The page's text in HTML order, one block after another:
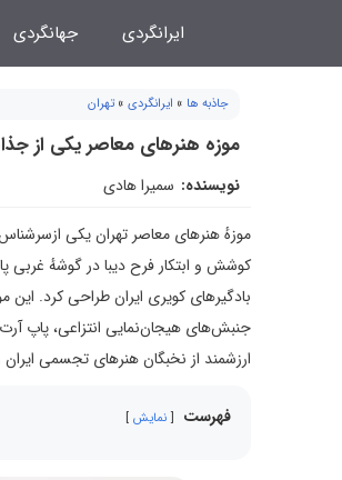
ایرانگردی جهانگردی
جاذبه ها » ایرانگردی » تهران
موزه هنرهای معاصر یکی از
نویسنده: سمیرا هادی
موزهٔ هنرهای معاصر تهران یکی
کوشش و ابتکار فرح دیبا در گوشهٔ غربی
ارزشمند از نخبگان هنرهای تجسمی ایران و جهان حفاظت می‌شود که نزدیک
فهرست نمایش